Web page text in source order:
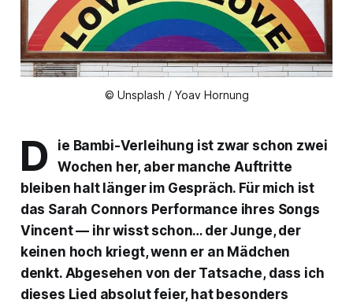
© Unsplash / Yoav Hornung
D
ie Bambi-Verleihung ist zwar schon zwei
Wochen her, aber manche Auftritte
bleiben halt länger im Gespräch. Für mich ist
das Sarah Connors Performance ihres Songs
Vincent— ihr wisst schon… der Junge, der
keinen hoch kriegt, wenn er an Mädchen
denkt. Abgesehen von der Tatsache, dass ich
dieses Lied absolut feier, hat besonders